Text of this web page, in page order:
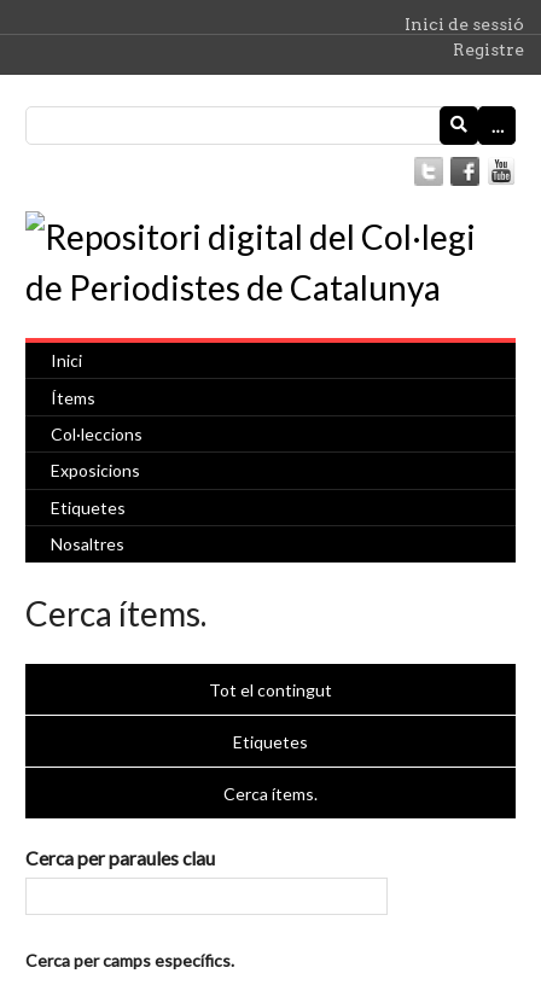
Inici de sessió
Registre
…
Inici
Ítems
Col·leccions
Exposicions
Etiquetes
Nosaltres
Cerca ítems.
Tot el contingut
Etiquetes
Cerca ítems.
Cerca per paraules clau
Nombre
Cerca per camps específics.